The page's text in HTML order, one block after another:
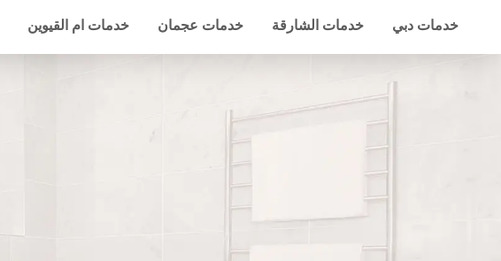
خدمات دبي خدمات الشارقة خدمات عجمان خدمات ام القيوين